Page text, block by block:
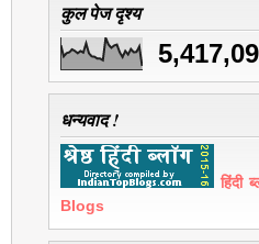
कुल पेज दृश्य
धन्यवाद !
Blogs